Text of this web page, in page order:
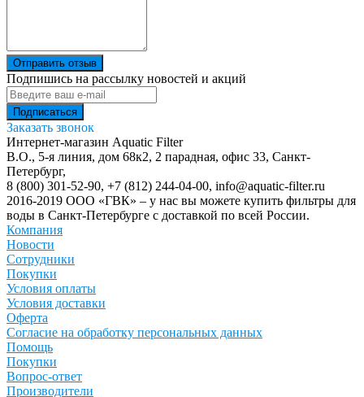
Отправить отзыв
Подпишись на рассылку новостей и акций
Заказать звонок
Интернет-магазин Aquatic Filter
В.О., 5-я линия, дом 68к2, 2 парадная, офис 33, Санкт-
Петербург,
8 (800) 301-52-90, +7 (812) 244-04-00, info@aquatic-filter.ru
2016-2019 ООО «ГВК» – у нас вы можете купить фильтры для
воды в Санкт-Петербурге с доставкой по всей России.
Компания
Новости
Сотрудники
Покупки
Условия оплаты
Условия доставки
Оферта
Согласие на обработку персональных данных
Помощь
Покупки
Вопрос-ответ
Производители